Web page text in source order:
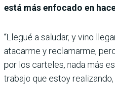
está más enfocado en
“Llegué a saludar, y vino
atacarme y reclamarme,
por los carteles, nada más
trabajo que estoy